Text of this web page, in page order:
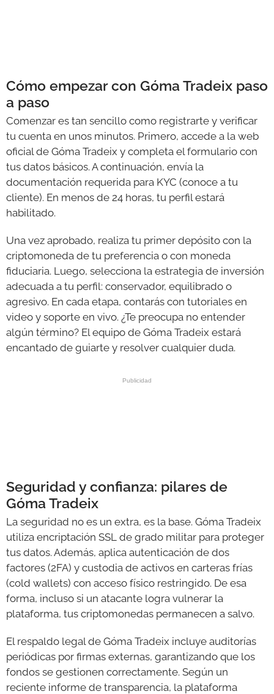
Cómo empezar con Góma Tradeix paso
a paso
Comenzar es tan sencillo como registrarte y verificar
tu cuenta en unos minutos. Primero, accede a la web
oficial de Góma Tradeix y completa el formulario con
tus datos básicos. A continuación, envía la
documentación requerida para KYC (conoce a tu
cliente). En menos de 24 horas, tu perfil estará
habilitado.
Una vez aprobado, realiza tu primer depósito con la
criptomoneda de tu preferencia o con moneda
fiduciaria. Luego, selecciona la estrategia de inversión
adecuada a tu perfil: conservador, equilibrado o
agresivo. En cada etapa, contarás con tutoriales en
video y soporte en vivo. ¿Te preocupa no entender
algún término? El equipo de Góma Tradeix estará
encantado de guiarte y resolver cualquier duda.
Seguridad y confianza: pilares de
Góma Tradeix
La seguridad no es un extra, es la base. Góma Tradeix
utiliza encriptación SSL de grado militar para proteger
tus datos. Además, aplica autenticación de dos
factores (2FA) y custodia de activos en carteras frías
(cold wallets) con acceso físico restringido. De esa
forma, incluso si un atacante logra vulnerar la
plataforma, tus criptomonedas permanecen a salvo.
El respaldo legal de Góma Tradeix incluye auditorías
periódicas por firmas externas, garantizando que los
fondos se gestionen correctamente. Según un
reciente informe de transparencia, la plataforma